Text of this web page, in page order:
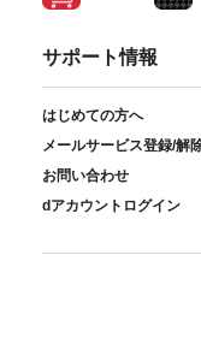
サポート情報
はじめての方へ
メールサービス登録/解
お問い合わせ
dアカウントログイン